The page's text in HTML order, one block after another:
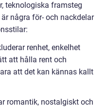
teknologiska framsteg
några för- och nackdelar
renhet, enkelhet
att hålla rent och
att det kan kännas kallt
romantik, nostalgiskt och